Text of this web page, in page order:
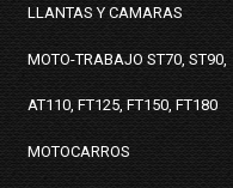
LLANTAS Y CAMARAS
MOTO-TRABAJO ST70, ST90,
AT110, FT125, FT150, FT180
MOTOCARROS